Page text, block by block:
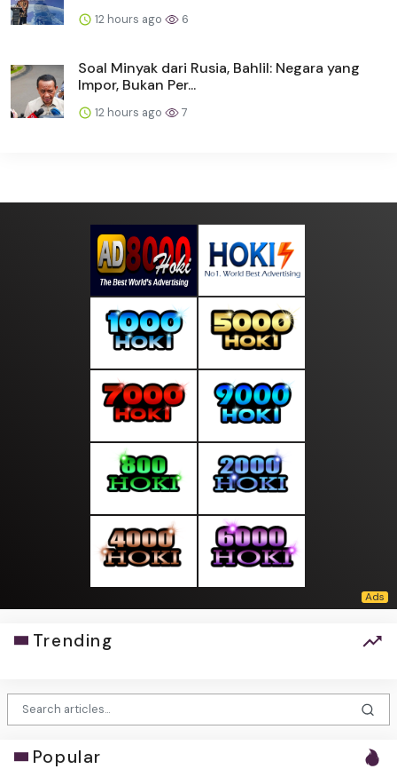
12 hours ago 6
Soal Minyak dari Rusia, Bahlil: Negara yang
Impor, Bukan Per...
12 hours ago 7
Trending
Popular